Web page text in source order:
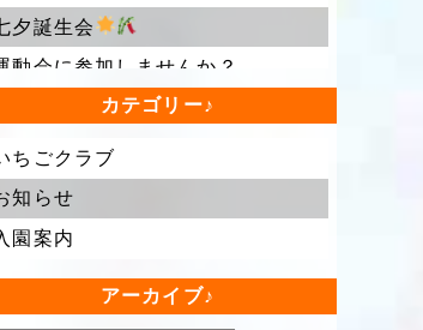
夕誕生会
動会に参加しませんか？
カテゴリー
ちごクラブ
知らせ
園案内
アーカイブ